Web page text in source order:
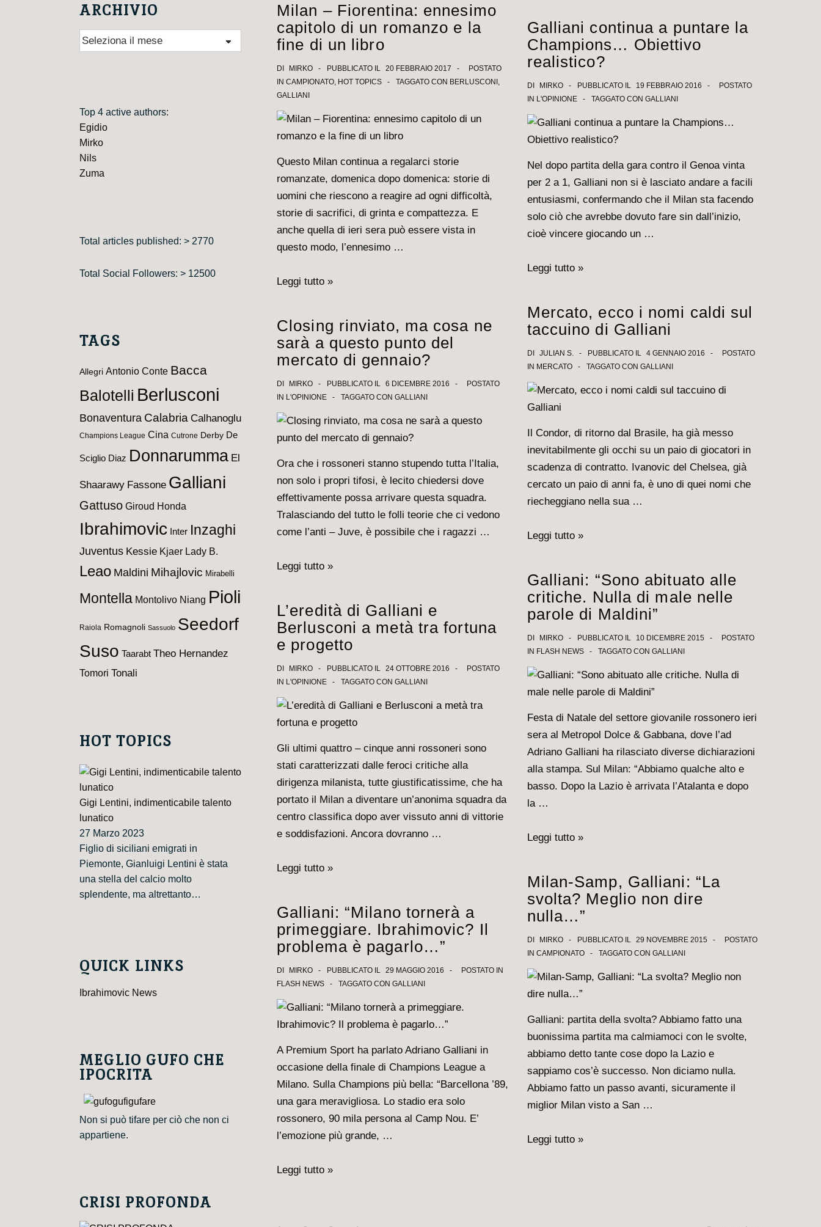
closing
nuova
vita
tra
Lega
Fininvest
Milan – Fiorentina: ennesimo
capitolo di un romanzo e la
fine di un libro
DI MIRKO PUBBLICATO IL 20 FEBBRAIO 2017
POSTATO
IN CAMPIONATO, HOT TOPICS TAGGATO CON BERLUSCONI ,
GALLIANI
Questo Milan continua a regalarci storie
romanzate, domenica dopo domenica: storie di
uomini che riescono a reagire ad ogni difficoltà,
storie di sacrifici, di grinta e compattezza. E
anche quella di ieri sera può essere vista in
questo modo, l’ennesimo …
Milan
ennesimo
capitolo
di
un
romanzo
e
la
di
un
libro
Leggi tutto »
Closing rinviato, ma cosa ne
sarà a questo punto del
mercato di gennaio?
DI MIRKO PUBBLICATO IL 6 DICEMBRE 2016
POSTATO
IN L'OPINIONE TAGGATO CON GALLIANI
Ora che i rossoneri stanno stupendo tutta l’Italia,
non solo i propri tifosi, è lecito chiedersi dove
effettivamente possa arrivare questa squadra.
Tralasciando del tutto le folli teorie che ci vedono
come l’anti – Juve, è possibile che i ragazzi …
Closing
cosa
ne
sarà
a
questo
punto
del
di
gennaio?
Leggi tutto »
L’eredità di Galliani e
Berlusconi a metà tra fortuna
e progetto
DI MIRKO PUBBLICATO IL 24 OTTOBRE 2016
POSTATO
IN L'OPINIONE TAGGATO CON GALLIANI
Gli ultimi quattro – cinque anni rossoneri sono
stati caratterizzati dalle feroci critiche alla
dirigenza milanista, tutte giustificatissime, che ha
portato il Milan a diventare un’anonima squadra da
centro classifica dopo aver vissuto anni di vittorie
e soddisfazioni. Ancora dovranno …
L’eredità
e
Berlusconi
a
metà
tra
fortuna
e
Leggi tutto »
Galliani: “Milano tornerà a
primeggiare. Ibrahimovic? Il
problema è pagarlo…”
DI MIRKO PUBBLICATO IL 29 MAGGIO 2016
POSTATO IN
FLASH NEWS
TAGGATO CON GALLIANI
A Premium Sport ha parlato Adriano Galliani in
occasione della finale di Champions League a
Milano. Sulla Champions più bella: “Barcellona ’89,
una gara meravigliosa. Lo stadio era solo
rossonero, 90 mila persona al Camp Nou. E’
l’emozione più grande, …
Galliani:
Leggi tutto »
gioco,
per
la
rinascita
o…
tanto
per
Galliani continua a puntare la
Champions… Obiettivo
realistico?
DI MIRKO PUBBLICATO IL 19 FEBBRAIO 2016
POSTATO
IN L'OPINIONE TAGGATO CON GALLIANI
Nel dopo partita della gara contro il Genoa vinta
per 2 a 1, Galliani non si è lasciato andare a facili
entusiasmi, confermando che il Milan sta facendo
solo ciò che avrebbe dovuto fare sin dall’inizio,
cioè vincere giocando un …
Galliani
puntare
la
Champions…
Obiettivo
realistico?
Leggi tutto »
Mercato, ecco i nomi caldi sul
taccuino di Galliani
DI JULIAN S. PUBBLICATO IL 4 GENNAIO 2016
POSTATO
IN MERCATO TAGGATO CON GALLIANI
Il Condor, di ritorno dal Brasile, ha già messo
inevitabilmente gli occhi su un paio di giocatori in
scadenza di contratto. Ivanovic del Chelsea, già
cercato un paio di anni fa, è uno di quei nomi che
riecheggiano nella sua …
Mercato,
nomi
caldi
sul
taccuino
di
Galliani
Leggi tutto »
Galliani: “Sono abituato alle
critiche. Nulla di male nelle
parole di Maldini”
DI MIRKO PUBBLICATO IL 10 DICEMBRE 2015
POSTATO
IN FLASH NEWS TAGGATO CON GALLIANI
Festa di Natale del settore giovanile rossonero ieri
sera al Metropol Dolce & Gabbana, dove l’ad
Adriano Galliani ha rilasciato diverse dichiarazioni
alla stampa. Sul Milan: “Abbiamo qualche alto e
basso. Dopo la Lazio è arrivata l’Atalanta e dopo
la …
Galliani:
alle
critiche.
Nulla
di
male
nelle
parole
Maldini”
Leggi tutto »
Milan-Samp, Galliani: “La
svolta? Meglio non dire
nulla…”
DI MIRKO PUBBLICATO IL 29 NOVEMBRE 2015
POSTATO
IN CAMPIONATO TAGGATO CON GALLIANI
Galliani: partita della svolta? Abbiamo fatto una
buonissima partita ma calmiamoci con le svolte,
abbiamo detto tante cose dopo la Lazio e
sappiamo cos’è successo. Non diciamo nulla.
Abbiamo fatto un passo avanti, sicuramente il
miglior Milan visto a San …
Milan-
Leggi tutto »
ARCHIVIO
Archivio
Top 4 active authors:
Egidio
Mirko
Nils
Zuma
Total articles published: > 2770
Total Social Followers: > 12500
TAGS
Allegri Antonio Conte Bacca
Balotelli Berlusconi
Bonaventura Calabria Calhanoglu
Champions League Cina Cutrone Derby De
Sciglio Diaz Donnarumma El
Shaarawy Fassone Galliani
Gattuso Giroud Honda
Ibrahimovic Inter Inzaghi
Juventus Kessie Kjaer Lady B.
Leao Maldini Mihajlovic Mirabelli
Montella Montolivo Niang Pioli
Raiola Romagnoli Sassuolo Seedorf
Suso Taarabt Theo Hernandez
Tomori Tonali
HOT TOPICS
Gigi Lentini, indimenticabile talento
lunatico
27 Marzo 2023
Figlio di siciliani emigrati in
Piemonte, Gianluigi Lentini è stata
una stella del calcio molto
splendente, ma altrettanto…
QUICK LINKS
Ibrahimovic News
MEGLIO GUFO CHE
IPOCRITA
Non si può tifare per ciò che non ci
appartiene.
CRISI PROFONDA